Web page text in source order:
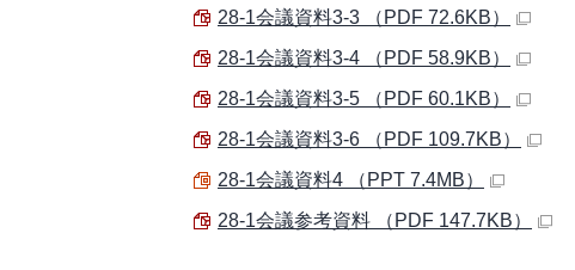
28-1会議資料3-3 （PDF 72.6KB）
28-1会議資料3-4 （PDF 58.9KB）
28-1会議資料3-5 （PDF 60.1KB）
28-1会議資料3-6 （PDF 109.7KB）
28-1会議資料4 （PPT 7.4MB）
28-1会議参考資料 （PDF 147.7KB）